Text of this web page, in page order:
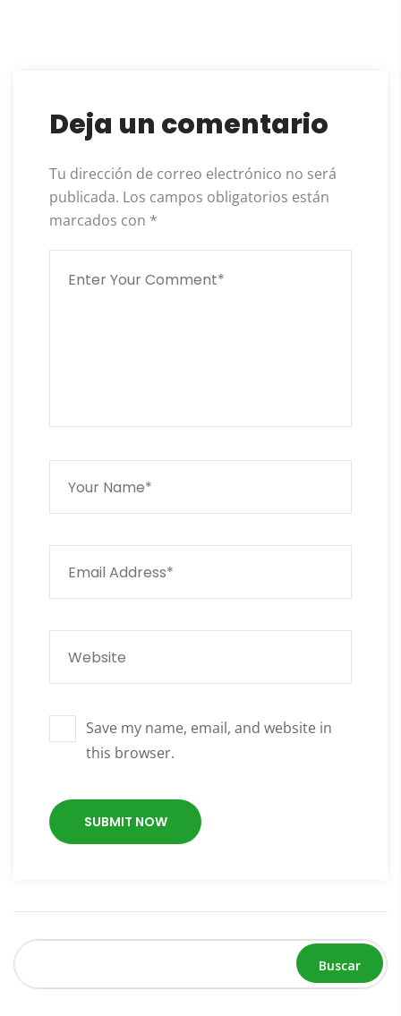
Deja un comentario
Tu dirección de correo electrónico no será
publicada. Los campos obligatorios están
marcados con *
Save my name, email, and website in
this browser.
Buscar